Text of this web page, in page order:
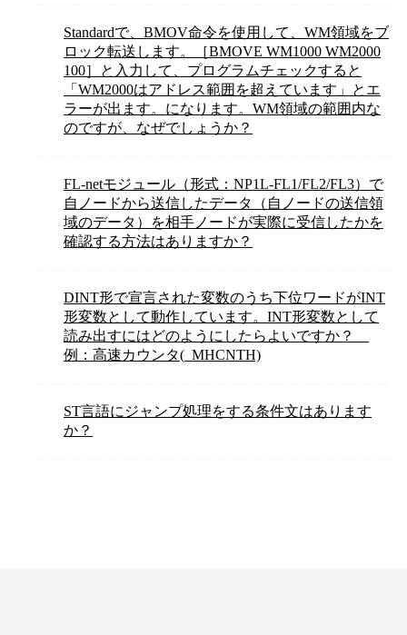
Standardで、BMOV命令を使用して、WM領域をブ
ロック転送します。［BMOVE WM1000 WM2000
100］と入力して、プログラムチェックすると
「WM2000はアドレス範囲を超えています」とエ
ラーが出ます。になります。WM領域の範囲内な
のですが、なぜでしょうか？
FL-netモジュール（形式：NP1L-FL1/FL2/FL3）で
自ノードから送信したデータ（自ノードの送信領
域のデータ）を相手ノードが実際に受信したかを
確認する方法はありますか？
DINT形で宣言された変数のうち下位ワードがINT
形変数として動作しています。INT形変数として
読み出すにはどのようにしたらよいですか？
例：高速カウンタ(_MHCNTH)
ST言語にジャンプ処理をする条件文はあります
か？